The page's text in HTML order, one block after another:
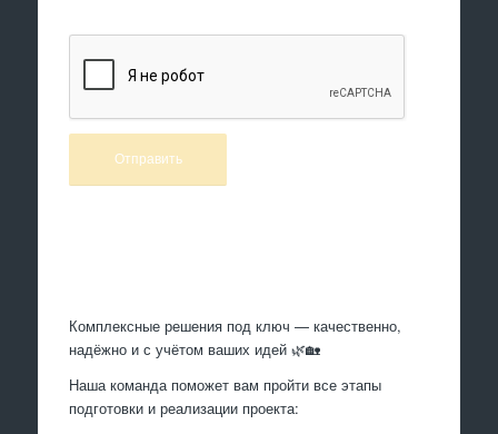
Комплексные решения под ключ — качественно,
надёжно и с учётом ваших идей 🌿🏡
Наша команда поможет вам пройти все этапы
подготовки и реализации проекта: